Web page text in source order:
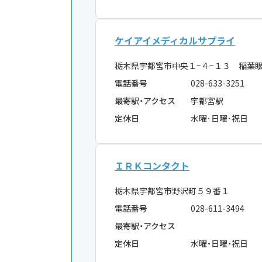
ケイアイメディカルサプライ
栃木県宇都宮市中央１−４−１３ 稲葉
電話番号
028-633-3251
最寄駅・アクセス
宇都宮駅
定休日
水曜･日曜･祝日
ＩＲＫコンタクト
栃木県宇都宮市野沢町５９番１
電話番号
028-611-3494
最寄駅・アクセス
定休日
水曜・日曜・祝日